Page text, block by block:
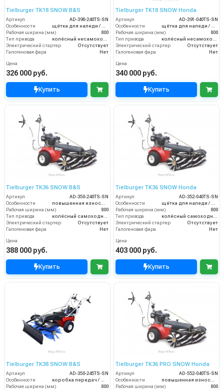
Tielburger TK18 SNOW B&S
Артикул
AD-390-240TS-SN
Особенности
Рабочая ширина (мм)
800
Тип привода
Электрический стартер
Отсутствует
Галогеновая фара
Нет
Цена
326 000 руб.
Купить
Tielburger TK18 SNOW Honda
Артикул
AD-391-040TS-SN
Особенности
Рабочая ширина (мм)
800
Тип привода
Электрический стартер
Отсутствует
Галогеновая фара
Нет
Цена
340 000 руб.
Купить
Tielburger TK36 SNOW B&S
Артикул
AD-350-240TS-SN
Особенности
Рабочая ширина (мм)
800
Тип привода
Электрический стартер
Отсутствует
Галогеновая фара
Нет
Цена
388 000 руб.
Купить
Tielburger TK36 SNOW Honda
Артикул
AD-352-040TS-SN
Особенности
Рабочая ширина (мм)
800
Тип привода
Электрический стартер
Отсутствует
Галогеновая фара
Нет
Цена
403 000 руб.
Купить
Tielburger TK38 SNOW B&S
Артикул
AD-350-245TS-SN
Особенности
коробка передач / щётка для наледи / нож-отвал для снега / цепи на колёса
Рабочая ширина (мм)
800
Tielburger TK36 PRO SNOW Honda
Артикул
AD-552-040TS-SN
Особенности
повышенная износостойкость / щётка для наледи / нож-отвал для снега / цепи на колёса
Рабочая ширина (мм)
800